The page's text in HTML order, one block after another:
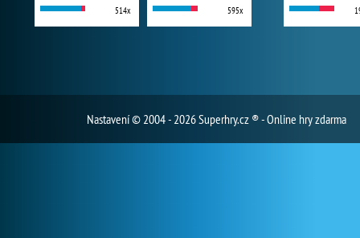
514x 595x
Nastavení© 2004 - 2026 Superhry.cz ® - Online hry zdarma